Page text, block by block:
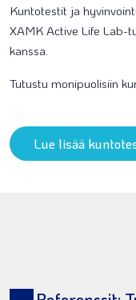
Kuntotestit ja
XAMK Active Life Lab-
kanssa.
Tutustu monipuolisiin
Lue lisää